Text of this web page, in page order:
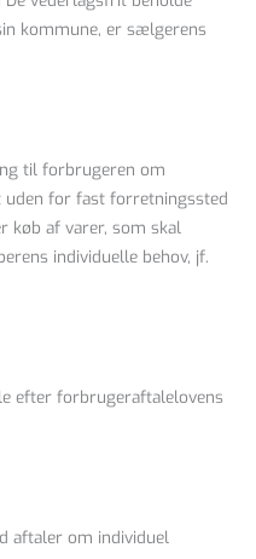
kommune, er sælgerens
til forbrugeren om
for fast forretningssted
køb af varer, som skal
individuelle behov, jf.
efter forbrugeraftalelovens
aftaler om individuel